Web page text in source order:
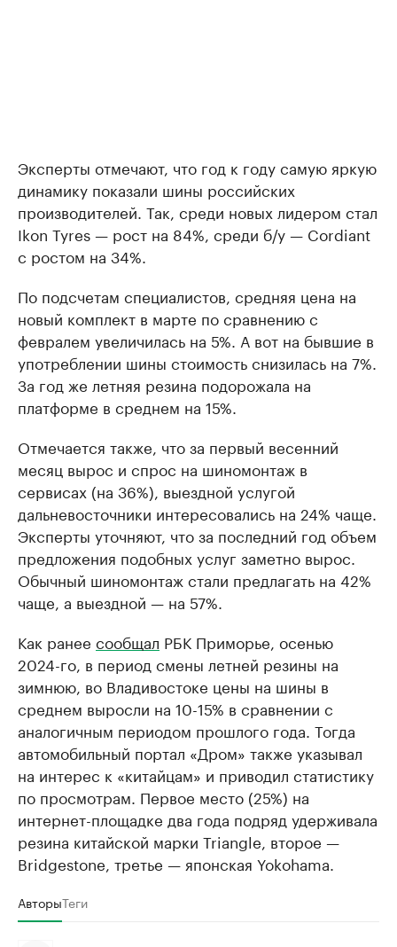
Эксперты отмечают, что год к году самую яркую
динамику показали шины российских
производителей. Так, среди новых лидером стал
Ikon Tyres — рост на 84%, среди б/у — Cordiant
с ростом на 34%.
По подсчетам специалистов, средняя цена на
новый комплект в марте по сравнению с
февралем увеличилась на 5%. А вот на бывшие в
употреблении шины стоимость снизилась на 7%.
За год же летняя резина подорожала на
платформе в среднем на 15%.
Отмечается также, что за первый весенний
месяц вырос и спрос на шиномонтаж в
сервисах (на 36%), выездной услугой
дальневосточники интересовались на 24% чаще.
Эксперты уточняют, что за последний год объем
предложения подобных услуг заметно вырос.
Обычный шиномонтаж стали предлагать на 42%
чаще, а выездной — на 57%.
Как ранее сообщал РБК Приморье, осенью
2024-го, в период смены летней резины на
зимнюю, во Владивостоке цены на шины в
среднем выросли на 10-15% в сравнении с
аналогичным периодом прошлого года. Тогда
автомобильный портал «Дром» также указывал
на интерес к «китайцам» и приводил статистику
по просмотрам. Первое место (25%) на
интернет-площадке два года подряд удерживала
резина китайской марки Triangle, второе —
Bridgestone, третье — японская Yokohama.
АвторыТеги